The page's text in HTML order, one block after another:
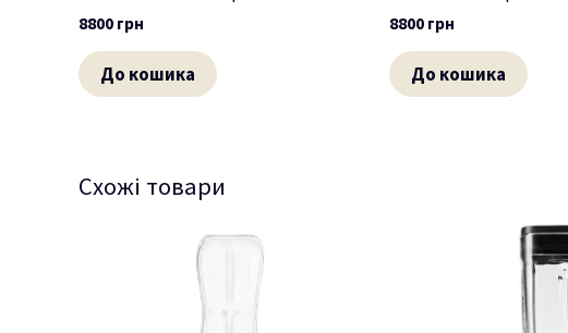
8800 грн
До кошика
8800 грн
До кошика
Схожі товари